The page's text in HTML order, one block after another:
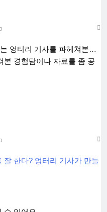
엉터리 기사를 파헤쳐본…
본 경험담이나 자료를 좀 공
잘 한다? 엉터리 기사가 만들